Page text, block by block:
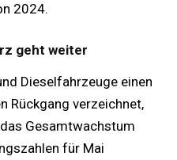
2024.
geht weiter
Dieselfahrzeuge einen
Rückgang verzeichnet,
Gesamtwachstum
für Mai